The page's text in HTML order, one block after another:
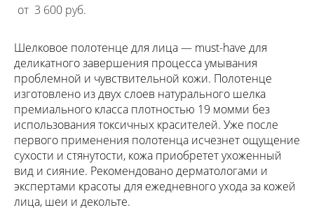
от 3 600 pуб.
Шелковое полотенце для лица — must-have для
деликатного завершения процесса умывания
проблемной и чувствительной кожи. Полотенце
изготовлено из двух слоев натурального шелка
премиального класса плотностью 19 момми без
использования токсичных красителей. Уже после
первого применения полотенца исчезнет ощущение
сухости и стянутости, кожа приобретет ухоженный
вид и сияние. Рекомендовано дерматологами и
экспертами красоты для ежедневного ухода за кожей
лица, шеи и декольте.